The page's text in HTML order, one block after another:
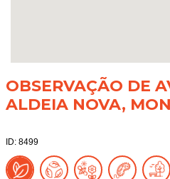
OBSERVAÇÃO DE
ALDEIA NOVA,
ID: 8499